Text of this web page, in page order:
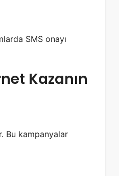
SMS onayı
Kazanın
Bu kampanyalar